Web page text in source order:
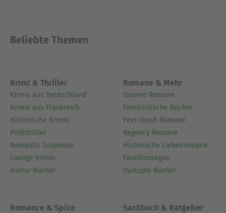
Beliebte Themen
Krimi & Thriller
Krimis aus Deutschland
Krimis aus Frankreich
Historische Krimis
Politthriller
Romantic Suspense
Lustige Krimis
Horror Bücher
Romane & Mehr
Queere Romane
Feministische Bücher
Feel-Good-Romane
Regency Romane
Historische Liebesromane
Familiensagas
Dystopie Bücher
Romance & Spice Sachbuch & Ratgeber